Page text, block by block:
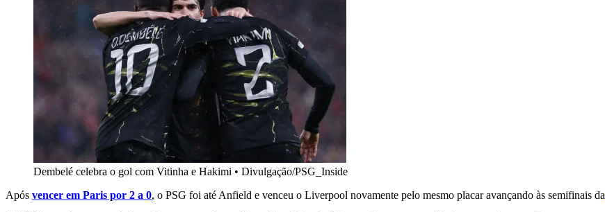
Dembelé celebra o gol com Vitinha e Hakimi • Divulgação/PSG_Inside
Após vencer em Paris por 2 a 0, o PSG foi até Anfield e venceu o Liverpool novamente pelo mesmo placar avançando às semifinais da